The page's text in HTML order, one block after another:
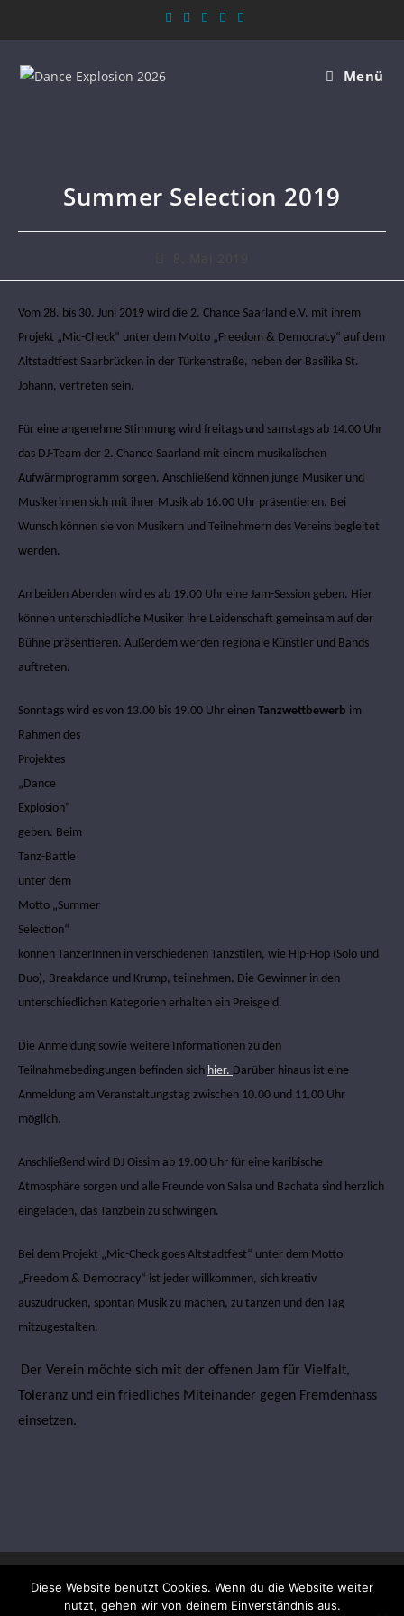
Menü
Summer Selection 2019
Vom 28. bis 30. Juni 2019 wird die 2. Chance Saarland e.V. mit ihrem
Projekt „Mic-Check“ unter dem Motto „Freedom & Democracy“ auf dem
Altstadtfest Saarbrücken in der Türkenstraße, neben der Basilika St.
Johann, vertreten sein.
Für eine angenehme Stimmung wird freitags und samstags ab 14.00 Uhr
das DJ-Team der 2. Chance Saarland mit einem musikalischen
Aufwärmprogramm sorgen. Anschließend können junge Musiker und
Musikerinnen sich mit ihrer Musik ab 16.00 Uhr präsentieren. Bei
Wunsch können sie von Musikern und Teilnehmern des Vereins begleitet
werden.
An beiden Abenden wird es ab 19.00 Uhr eine Jam-Session geben. Hier
können unterschiedliche Musiker ihre Leidenschaft gemeinsam auf der
Bühne präsentieren. Außerdem werden regionale Künstler und Bands
auftreten.
Sonntags wird es von 13.00 bis 19.00 Uhr einen Tanzwettbewerb im
Rahmen des
Projektes
„Dance
Explosion“
geben. Beim
Tanz-Battle
unter dem
Motto „Summer
Selection“
können TänzerInnen in verschiedenen Tanzstilen, wie Hip-Hop (Solo und
Duo), Breakdance und Krump, teilnehmen. Die Gewinner in den
unterschiedlichen Kategorien erhalten ein Preisgeld.
Die Anmeldung sowie weitere Informationen zu den
Teilnahmebedingungen befinden sich hier. Darüber hinaus ist eine
Anmeldung am Veranstaltungstag zwischen 10.00 und 11.00 Uhr
möglich.
Anschließend wird DJ Oissim ab 19.00 Uhr für eine karibische
Atmosphäre sorgen und alle Freunde von Salsa und Bachata sind herzlich
eingeladen, das Tanzbein zu schwingen.
Bei dem Projekt „Mic-Check goes Altstadtfest“ unter dem Motto
„Freedom & Democracy“ ist jeder willkommen, sich kreativ
auszudrücken, spontan Musik zu machen, zu tanzen und den Tag
mitzugestalten.
Der Verein möchte sich mit der offenen Jam für Vielfalt,
Toleranz und ein friedliches Miteinander gegen Fremdenhass
einsetzen.
Diese Website benutzt Cookies. Wenn du die Website weiter
nutzt, gehen wir von deinem Einverständnis aus.